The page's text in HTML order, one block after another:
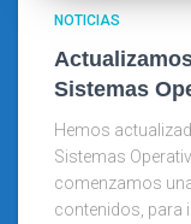
NOTICIAS
Sistemas
Hemos
Sistemas
comenzamos
contenidos, para